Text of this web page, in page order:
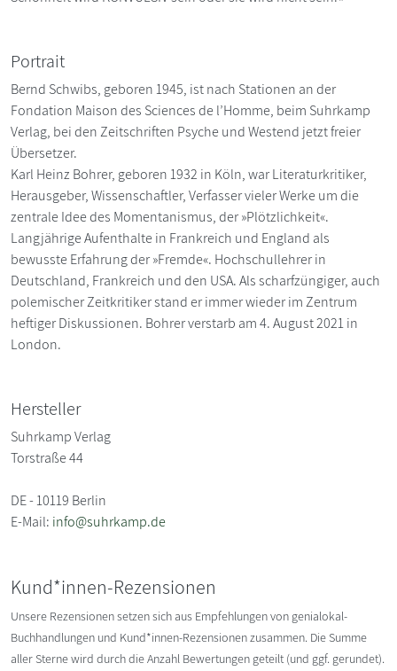
Portrait
Bernd Schwibs, geboren 1945, ist nach Stationen an der
Fondation Maison des Sciences de l’Homme, beim Suhrkamp
Verlag, bei den Zeitschriften Psyche und Westend jetzt freier
Übersetzer.
Karl Heinz Bohrer, geboren 1932 in Köln, war Literaturkritiker,
Herausgeber, Wissenschaftler, Verfasser vieler Werke um die
zentrale Idee des Momentanismus, der »Plötzlichkeit«.
Langjährige Aufenthalte in Frankreich und England als
bewusste Erfahrung der »Fremde«. Hochschullehrer in
Deutschland, Frankreich und den USA. Als scharfzüngiger, auch
polemischer Zeitkritiker stand er immer wieder im Zentrum
heftiger Diskussionen. Bohrer verstarb am 4. August 2021 in
London.
Hersteller
Suhrkamp Verlag
Torstraße 44
DE - 10119 Berlin
E-Mail: info@suhrkamp.de
Kund*innen-Rezensionen
Unsere Rezensionen setzen sich aus Empfehlungen von genialokal-
Buchhandlungen und Kund*innen-Rezensionen zusammen. Die Summe
aller Sterne wird durch die Anzahl Bewertungen geteilt (und ggf. gerundet).